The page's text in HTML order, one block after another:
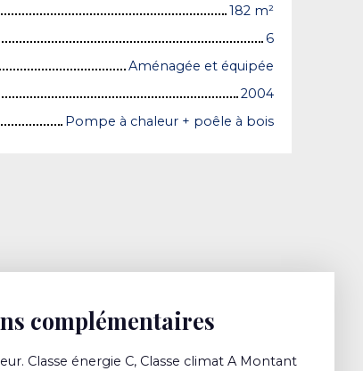
182 m²
6
Aménagée et équipée
2004
Pompe à chaleur + poêle à bois
complémentaires
Classe énergie C, Classe climat A Montant